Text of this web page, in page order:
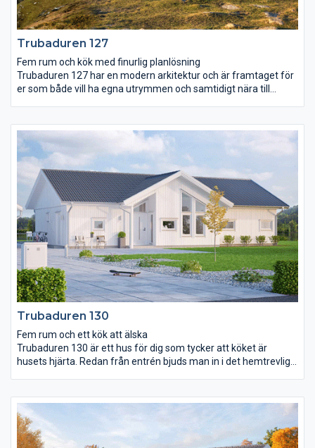
Trubaduren 127
Fem rum och kök med finurlig planlösning
Trubaduren 127 har en modern arkitektur och är framtaget för
er som både vill ha egna utrymmen och samtidigt nära till
från de andra och har ett eget badrum. I andra delen av huset
finns två sovrum, ett allrum och ett wc. Vardagsrummet ligger i
anslutning till matplatsen och har utgång till trädgården på
framsidan av huset. Vardagsrummet ramas in av ett högt
snedtak och de hellånga fönstren förstärker takhöjden.
Trubaduren 130
Fem rum och ett kök att älska
Trubaduren 130 är ett hus för dig som tycker att köket är
husets hjärta. Redan från entrén bjuds man in i det hemtrevliga
läggs vid dukningen. Både köket och vardagsrummet är öppet
ända upp till ryggåstakets nock och vardagsrummet breder ut
sig över 34 m². Från såväl vardagsrummet som det stora
sovrummet kan ni vandra direkt ut i trädgården. Trubaduren